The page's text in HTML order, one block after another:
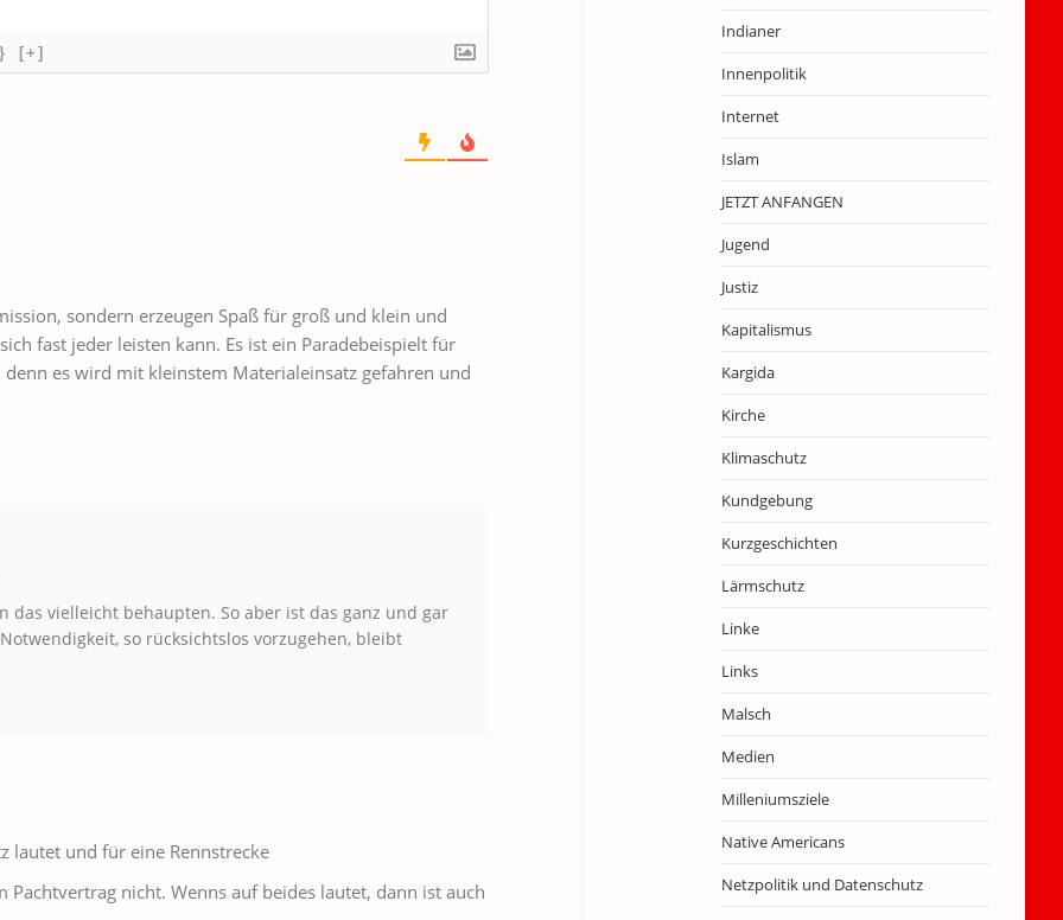
[+]
sondern erzeugen Spaß für groß und klein und
fast jeder leisten kann. Es ist ein Paradebeispielt für
es wird mit kleinstem Materialeinsatz gefahren und
vielleicht behaupten. So aber ist das ganz und gar
so rücksichtslos vorzugehen, bleibt
lautet und für eine Rennstrecke
nicht. Wenns auf beides lautet, dann ist auch
Indianer
Innenpolitik
Internet
Islam
JETZT ANFANGEN
Jugend
Justiz
Kapitalismus
Kargida
Kirche
Klimaschutz
Kundgebung
Kurzgeschichten
Lärmschutz
Linke
Links
Malsch
Medien
Milleniumsziele
Native Americans
Netzpolitik und Datenschutz